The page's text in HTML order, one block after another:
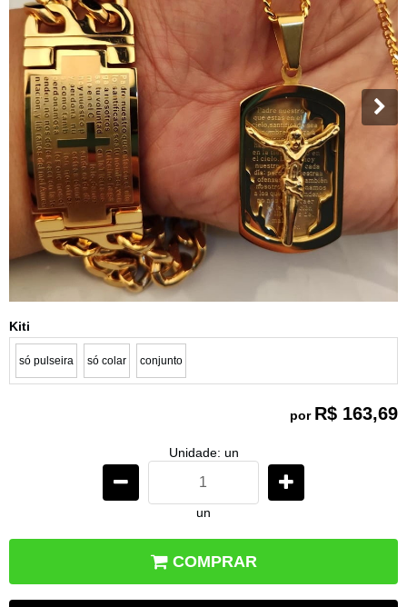
Kiti
só pulseira só colar conjunto
por R$ 163,69
Unidade: un
un
COMPRAR